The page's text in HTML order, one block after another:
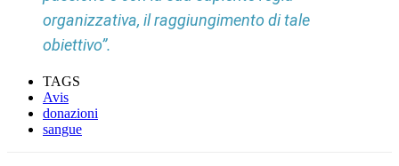
organizzativa, il raggiungimento di tale
obiettivo”.
TAGS
Avis
donazioni
sangue